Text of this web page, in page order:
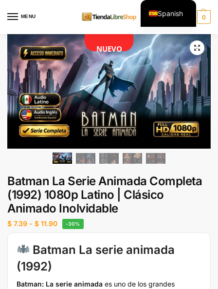
MENU 0
NUEVO
Batman La Serie Animada Completa
(1992) 1080p Latino | Clásico
Animado Inolvidable
$ 7.39 - $ 11.90 -30%
Batman La serie animada
(1992)
Batman: La serie animada es uno de los grandes
Spanish
English